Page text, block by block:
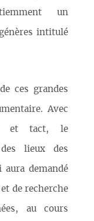
un
intitulé
ces grandes
Avec
et tact, le
lieux des
demandé
de recherche
au cours